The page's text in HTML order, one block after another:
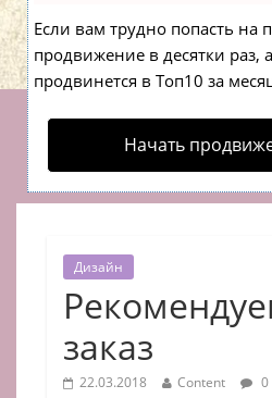
Если вам трудно попасть на
продвижение в десятки раз,
продвинется в Топ10 за
Начать
Дизайн
заказ
22.03.2018 Content 0